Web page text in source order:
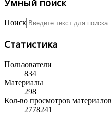
Поиск
Статистика
Пользователи
834
Материалы
298
Кол-во просмотров материалов
2778241